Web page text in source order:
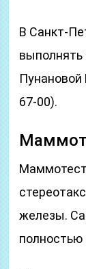
В Санкт-
выполнять
67-00).
железы.
полностью